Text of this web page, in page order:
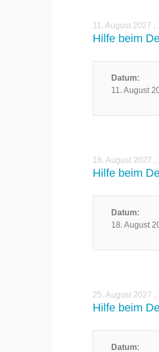
11. August 2027 ,
Hilfe beim
Datum:
11. August
18. August 2027 ,
Hilfe beim
Datum:
18. August
25. August 2027 ,
Hilfe beim
Datum: